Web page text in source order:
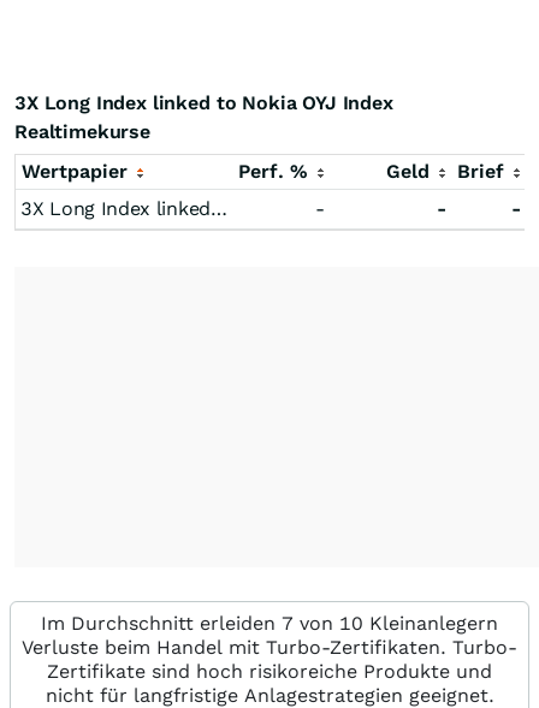
3X Long Index linked to Nokia OYJ Index
Realtimekurse
Wertpapier
Perf. % Geld
Brief
3X Long Index linked to Nokia OYJ Index
- - -
Im Durchschnitt erleiden 7 von 10 Kleinanlegern
Verluste beim Handel mit Turbo-Zertifikaten. Turbo-
Zertifikate sind hoch risikoreiche Produkte und
nicht für langfristige Anlagestrategien geeignet.